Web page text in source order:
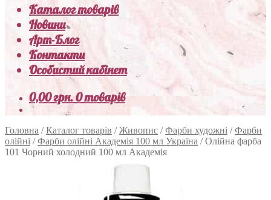
Каталог товарів
Новини
Арт-Блог
Контакти
Особистий кабінет
0,00грн.0 товарів
Головна /Каталог товарів /Живопис /Фарби художні /Фарби
олійні /Фарби олійні Академія 100 мл Україна /Олійна фарба
101 Чорний холодний 100 мл Академія